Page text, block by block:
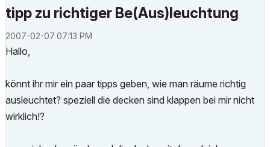
tipp zu richtiger Be(Aus)leuchtung
‎2007-02-07 07:13 PM
Hallo,
könnt ihr mir ein paar tipps geben, wie man räume richtig
ausleuchtet? speziell die decken sind klappen bei mir nicht
wirklich!?